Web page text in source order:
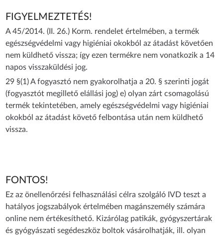
FIGYELMEZTETÉS!
A 45/2014. (II. 26.) Korm. rendelet értelmében, a termék
egészségvédelmi vagy higiéniai okokból az átadást követően
nem küldhető vissza; így ezen termékre nem vonatkozik a 14
napos visszaküldési jog.
29 §(1) A fogyasztó nem gyakorolhatja a 20. § szerinti jogát
(fogyasztót megillető elállási jog) e) olyan zárt csomagolású
termék tekintetében, amely egészségvédelmi vagy higiéniai
okokból az átadást követő felbontása után nem küldhető
vissza.
FONTOS!
Ez az önellenőrzési felhasználási célra szolgáló IVD teszt a
hatályos jogszabályok értelmében magánszemély számára
online nem értékesíthető. Kizárólag patikák, gyógyszertárak
és gyógyászati segédeszköz boltok vásárolhatják, ill. olyan